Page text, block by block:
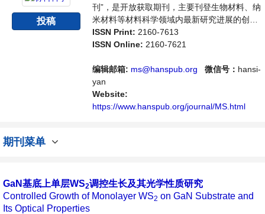
投稿
刊”，是开放获取期刊，主要刊登生物材料、纳
米材料等材料科学领域内最新研究进展的创造
性论文和评论性文章。本刊支持思想创新、学
术创新，倡导科学，繁荣学术，集学术性、思
者、科研人员提供一个传播、分享和讨论材料
科学领域内不同方向问题与发展的交流平台。
ISSN Print: 2160-7613
ISSN Online: 2160-7621
编辑邮箱: ms@hanspub.org 微信号： hansi-
yan
Website:
https://www.hanspub.org/journal/MS.html
期刊菜单
GaN基底上单层WS2调控生长及其光学性质研究
Controlled Growth of Monolayer WS2 on GaN Substrate and
Its Optical Properties